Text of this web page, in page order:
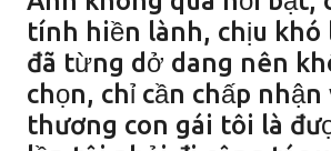
tính hiền lành, chịu khó
đã từng dở dang nên
chọn, chỉ cần chấp nhận
thương con gái tôi là